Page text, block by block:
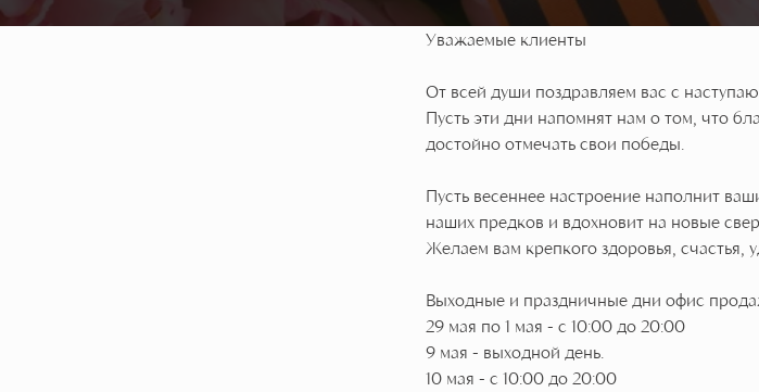
Уважаемые клиенты
От всей души поздравляем вас с
Пусть эти дни напомнят нам о том, что
достойно отмечать свои победы.
Пусть весеннее настроение наполнит
наших предков и вдохновит на новые
Желаем вам крепкого здоровья, счастья,
Выходные и праздничные дни офис
29 мая по 1 мая - с 10:00 до 20:00
9 мая - выходной день.
10 мая - с 10:00 до 20:00